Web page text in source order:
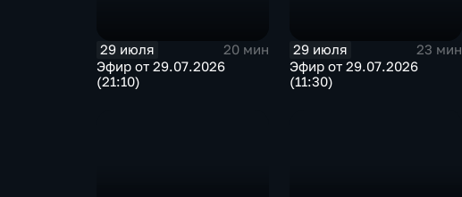
29 июля
20 мин
Эфир от 29.07.2026
(21:10)
29 июля
23 мин
Эфир от 29.07.2026
(11:30)